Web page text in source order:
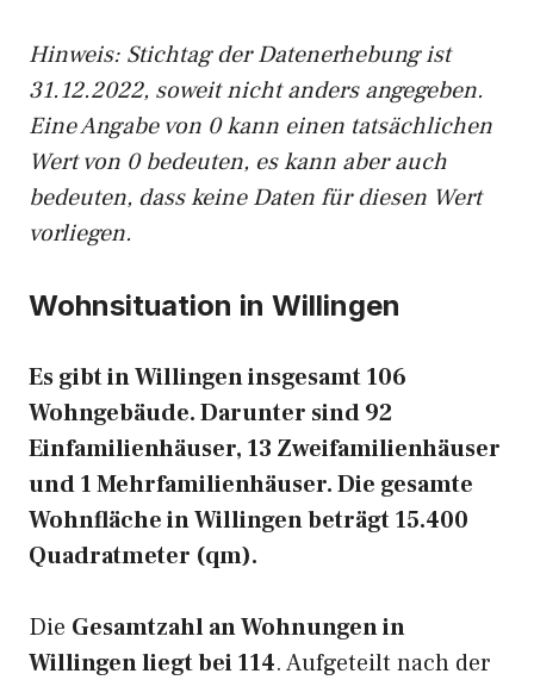
Hinweis: Stichtag der Datenerhebung ist
31.12.2022, soweit nicht anders angegeben.
Eine Angabe von 0 kann einen tatsächlichen
Wert von 0 bedeuten, es kann aber auch
bedeuten, dass keine Daten für diesen Wert
vorliegen.
Wohnsituation in Willingen
Es gibt in Willingen insgesamt 106
Wohngebäude. Darunter sind 92
Einfamilienhäuser, 13 Zweifamilienhäuser
und 1 Mehrfamilienhäuser. Die gesamte
Wohnfläche in Willingen beträgt 15.400
Quadratmeter (qm).
Die Gesamtzahl an Wohnungen in
Willingen liegt bei 114. Aufgeteilt nach der